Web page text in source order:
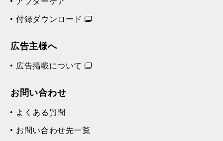
付録ダウンロード
広告主様へ
広告掲載について
お問い合わせ
よくある質問
お問い合わせ先一覧